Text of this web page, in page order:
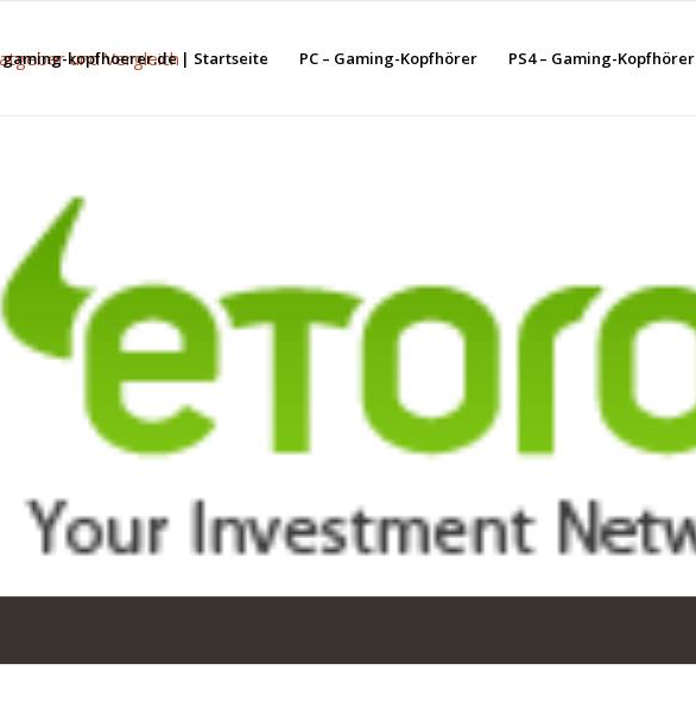
gaming-kopfhoerer.de | Startseite PC – Gaming-Kopfhörer PS4 – Gaming-Kopfhörer